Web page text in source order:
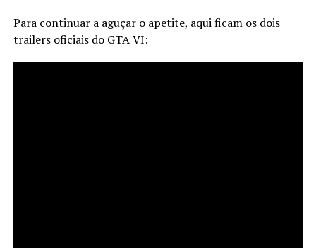
Para continuar a aguçar o apetite, aqui ficam os dois
trailers oficiais do GTA VI: